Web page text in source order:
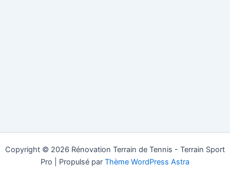
Copyright © 2026 Rénovation Terrain de Tennis - Terrain Sport
Pro | Propulsé par Thème WordPress Astra